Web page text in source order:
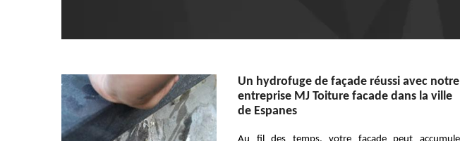
Un hydrofuge de façade réussi avec notre
entreprise MJ Toiture facade dans la ville
de Espanes